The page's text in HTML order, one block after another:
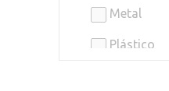
Metal
Plástico